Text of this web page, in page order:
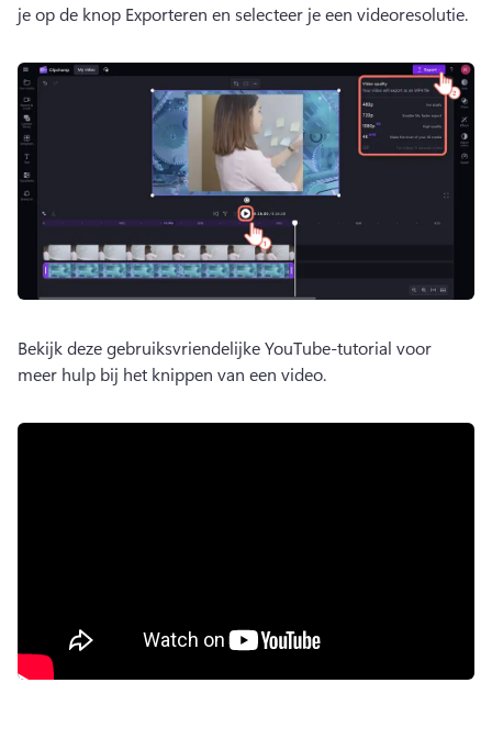
je op de knop Exporteren en selecteer je een videoresolutie.
Bekijk deze gebruiksvriendelijke YouTube-tutorial voor
meer hulp bij het knippen van een video.